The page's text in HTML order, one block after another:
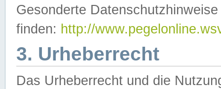
Gesonderte
finden: http://
3. Urheberrecht
Das Urheberrecht und die